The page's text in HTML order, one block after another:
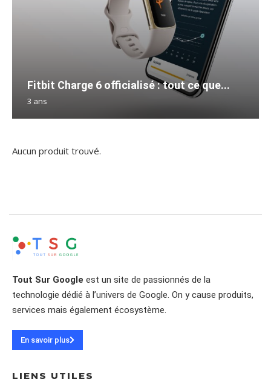
Fitbit Charge 6 officialisé : tout ce que...
3 ans
Aucun produit trouvé.
Tout Sur Google est un site de passionnés de la
technologie dédié à l’univers de Google. On y cause produits,
services mais également écosystème.
En savoir plus
LIENS UTILES